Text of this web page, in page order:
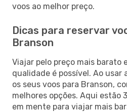
voos ao melhor preço.
Dicas para reservar
Branson
Viajar pelo preço mais barato
qualidade é possível. Ao usar
os seus voos para Branson,
melhores opções. Aqui estão
em mente para viajar mais